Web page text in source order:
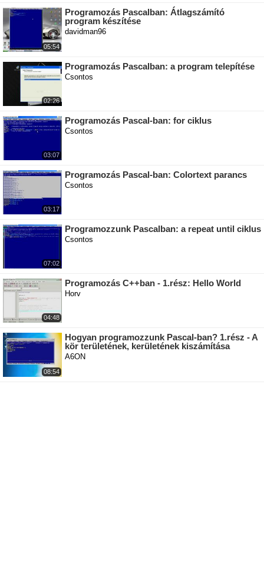
05:54
Programozás Pascalban: Átlagszámító
program készítése
davidman96
02:26
Programozás Pascalban: a program telepítése
Csontos
03:07
Programozás Pascal-ban: for ciklus
Csontos
03:17
Programozás Pascal-ban: Colortext parancs
Csontos
07:02
Programozzunk Pascalban: a repeat until ciklus
Csontos
04:48
Programozás C++ban - 1.rész: Hello World
Horv
08:54
Hogyan programozzunk Pascal-ban? 1.rész - A
kör területének, kerületének kiszámítása
A6ON